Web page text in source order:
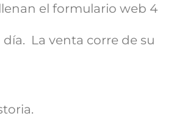
el formulario web 4
día. La venta corre de su